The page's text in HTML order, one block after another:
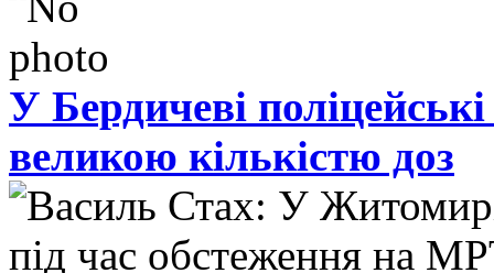
У Бердичеві
великою кількістю доз